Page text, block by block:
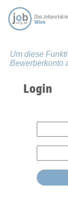
Um diese
Bewerberkonto
Login